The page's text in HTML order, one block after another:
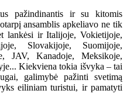
pažindinantis ir su kitomis
ansamblis apkeliavo ne tik
lankėsi ir Italijoje, Vokietijoje,
Slovakijoje, Suomijoje,
JAV, Kanadoje, Meksikoje,
Kiekviena tokia išvyka – tai
galimybė pažinti svetimą
eiliniam turistui, ir pamatyti